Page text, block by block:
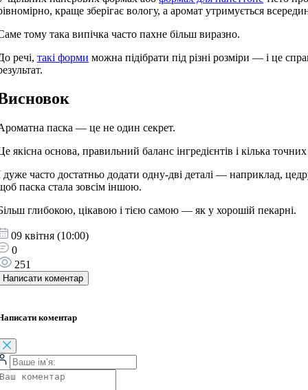
краще зберігає вологу, а аромат утримується
тому така випічка часто пахне більш виразно.
речі, такі форми можна підібрати під різні розміри — і це
паска — це не один секрет.
якісна основа, правильний баланс інгредієнтів і кілька
дуже часто достатньо додати одну-дві деталі — наприклад,
паска стала зовсім іншою.
глибокою, цікавою і тією самою — як у хорошій пекарні.
09 квітня (10:00)
0
251
Написати коментар
коментар